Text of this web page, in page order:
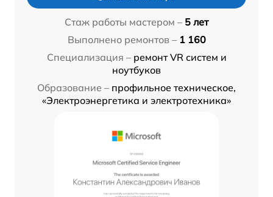
Стаж работы мастером – 5 лет
Выполнено ремонтов – 1 160
Специализация – ремонт VR систем и
ноутбуков
Образование – профильное техническое,
«Электроэнергетика и электротехника»